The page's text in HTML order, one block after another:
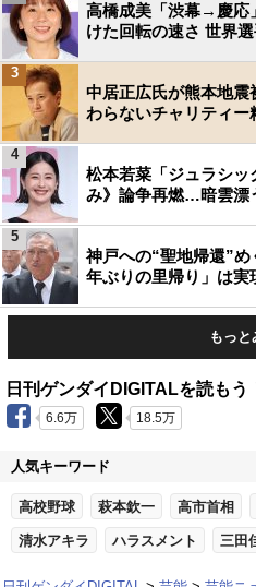
高橋成美「渋幕→慶応
けた回転の速さ 世界
中居正広氏が熊本地
わらないチャリティ
3
松本若菜「ジュラシ
み》論争再燃…暗雲漂
4
神戸への“聖地帰還”
年ぶりの里帰り」は実
5
もっと
日刊ゲンダイDIGITALを読もう
6.6万 18.5万
人気キーワード
高校野球 萩本欽一 高市首相
清水アキラ ハラスメント 三田